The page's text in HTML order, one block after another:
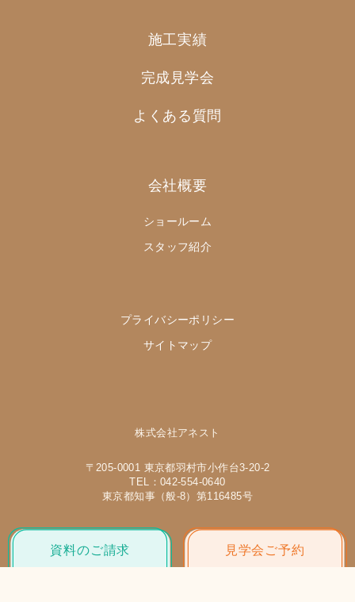
資料のご請求 見学会 ご予約
施工実績
完成見学会
よくある質問
会社概要
ショールーム
スタッフ紹介
プライバシーポリシー
サイトマップ
株式会社アネスト
〒205-0001 東京都羽村市小作台3-20-2
TEL：042-554-0640
東京都知事（般-8）第116485号